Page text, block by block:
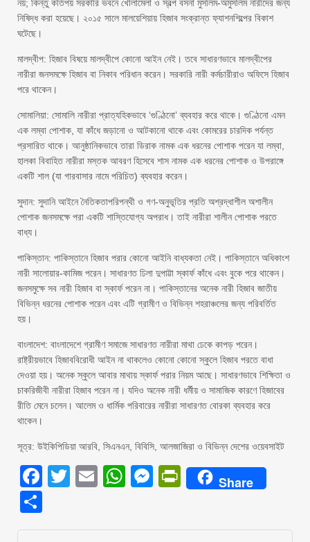
নয়; কিন্তু কতিপয় সরকারি ভবনে খোলামেলা ও স্বল্প বসনা মুসলিম-অমুসলিম নারীদের জন্য
নিষিদ্ধ করা হয়েছে। ২০১৫ সালে মালয়েশিয়ায় হিজাব সংক্রান্ত ফ্যাশনশিল্পের বিকাশ
ঘটেছে।
মালদ্বীপ: হিজাব বিষয়ে মালদ্বীপে কোনো আইন নেই। তবে সাধারণভাবে মালদ্বীপের
নারীরা জনসমক্ষে হিজাব বা নিকাব পরিধান করেন। সরকারি নারী কর্মচারীরাও অফিসে হিজাব
পরে থাকেন।
সোমালিয়া: সোমালি নারীরা প্রাত্যহিকভাবে ‘গুণ্ঠিনো’ ব্যবহার করে থাকে। গুণ্ঠিনো এমন
এক লম্বা পোশাক, যা কাঁধে জড়ানো ও আটকানো থাকে এবং কোমরের চারদিক পর্যন্ত
প্রসারিত থাকে। আনুষ্ঠানিকভাবে তারা ডিরাক নামক এক ধরনের পোশাক পরেন যা লম্বা,
হালকা বিবাহিত নারীরা মস্তক আবরণ হিসেবে শাস নামক এক ধরনের পোশাক ও উপরাঙ্গে
একটি শাল (যা গারবাসার নামে পরিচিত) ব্যবহার করেন।
সুদান: সুদানি আইনে নৈতিকতাপরিপন্থী ও গণ-অনুভূতির প্রতি অশ্রদ্ধাশীল অশালীন
পোশাক জনসমক্ষে পরা একটি শাস্তিযোগ্য অপরাধ। তাই নারীরা শালীন পোশাক পরতে
বাধ্য।
পাকিস্তান: পাকিস্তানে হিজাব পরার কোনো আইনি বাধ্যকতা নেই। পাকিস্তানে অধিকাংশ
নারী সালোয়ার-কামিজ পরেন। সাধারণত ঢিলা দুপাট্টা স্কার্ফ কাঁধে এবং বুকে পরে থাকেন।
জনসমুক্ষে সব নারী হিজাব বা স্কার্ফ পরেন না। পাকিস্তানের অনেক নারী হিজাব জাতীয়
বিভিন্ন ধরনের পোশাক পরেন এবং এটি গ্রামীণ ও বিভিন্ন শহরাঞ্চলের জন্য পরিবর্তিত
হয়।
বাংলাদেশ: বাংলাদেশে গ্রামীণ সমাজে সাধারণত নারীরা মাথা ঢেকে কাপড় পরেন।
রাষ্ট্রীয়ভাবে হিজাববিরোধী আইন না থাকলেও কোনো কোনো স্কুলে হিজাব পরতে বাধা
দেওয়া হয়। অনেক স্কুলে আবার মাথায় স্কার্ফ পরার নিয়ম আছে। সাধারণভাবে শিক্ষিতা ও
চাকরিজীবী নারীরা হিজাব পরেন না। যদিও অনেক নারী ধর্মীয় ও সামাজিক কারণে হিজাবের
রীতি মেনে চলেন। আলেম ও ধার্মিক পরিবারের নারীরা সাধারণত বোরকা ব্যবহার করে
থাকেন।
সূত্র: উইকিপিডিয়া আরবি, সিএনএন, বিবিসি, আলজাজিরা ও বিভিন্ন দেশের ওয়েবসাইট
Facebook
Twitter
EmailWhatsApp
Messenger
PrintFriendly
Share